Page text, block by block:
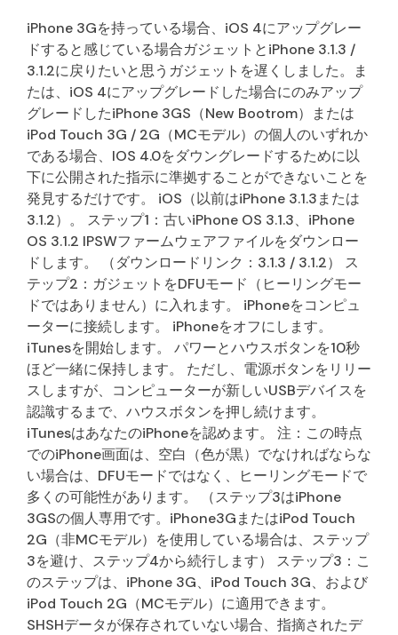
iPhone 3Gを持っている場合、iOS 4にアップグレー
ドすると感じている場合ガジェットとiPhone 3.1.3 /
3.1.2に戻りたいと思うガジェットを遅くしました。ま
たは、iOS 4にアップグレードした場合にのみアップ
グレードしたiPhone 3GS（New Bootrom）または
iPod Touch 3G / 2G（MCモデル）の個人のいずれか
である場合、IOS 4.0をダウングレードするために以
下に公開された指示に準拠することができないことを
発見するだけです。 iOS（以前はiPhone 3.1.3または
3.1.2）。 ステップ1：古いiPhone OS 3.1.3、iPhone
OS 3.1.2 IPSWファームウェアファイルをダウンロー
ドします。 （ダウンロードリンク：3.1.3 / 3.1.2） ス
テップ2：ガジェットをDFUモード（ヒーリングモー
ドではありません）に入れます。 iPhoneをコンピュ
ーターに接続します。 iPhoneをオフにします。
iTunesを開始します。 パワーとハウスボタンを10秒
ほど一緒に保持します。 ただし、電源ボタンをリリー
スしますが、コンピューターが新しいUSBデバイスを
認識するまで、ハウスボタンを押し続けます。
iTunesはあなたのiPhoneを認めます。 注：この時点
でのiPhone画面は、空白（色が黒）でなければならな
い場合は、DFUモードではなく、ヒーリングモードで
多くの可能性があります。 （ステップ3はiPhone
3GSの個人専用です。iPhone3GまたはiPod Touch
2G（非MCモデル）を使用している場合は、ステップ
3を避け、ステップ4から続行します） ステップ3：こ
のステップは、iPhone 3G、iPod Touch 3G、および
iPod Touch 2G（MCモデル）に適用できます。
SHSHデータが保存されていない場合、指摘されたデ